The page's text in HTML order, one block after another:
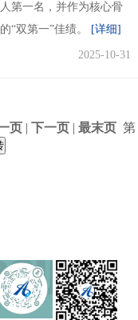
第一名，并作为核心骨
“双第一”佳绩。
[详细]
2025-10-31
页| 下一页| 最末页第